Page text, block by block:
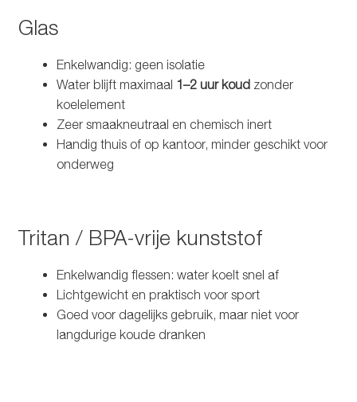
Glas
Enkelwandig: geen isolatie
Water blijft maximaal 1–2 uur koudzonder
koelelement
Zeer smaakneutraal en chemisch inert
Handig thuis of op kantoor, minder geschikt voor
onderweg
Tritan / BPA-vrije kunststof
Enkelwandig flessen: water koelt snel af
Lichtgewicht en praktisch voor sport
Goed voor dagelijks gebruik, maar niet voor
langdurige koude dranken